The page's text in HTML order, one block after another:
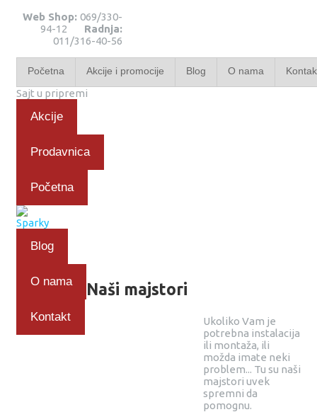
Web Shop: 069/330-
94-12 Radnja:
011/316-40-56
Početna Akcije i promocije Blog O nama
Sajt u pripremi
Akcije
Prodavnica
Početna
Blog
O nama
Kontakt
Naši majstori
Ukoliko Vam je
potrebna instalacija
ili montaža, ili
možda imate neki
problem... Tu su naši
majstori uvek
spremni da
pomognu.